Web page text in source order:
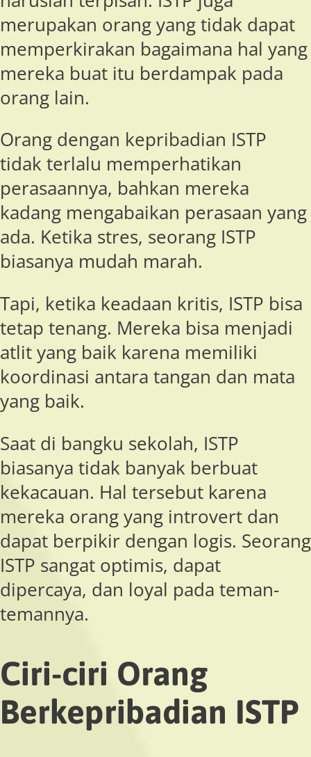
merupakan orang yang tidak dapat
memperkirakan bagaimana hal yang
mereka buat itu berdampak pada
orang lain.
Orang dengan kepribadian ISTP
tidak terlalu memperhatikan
perasaannya, bahkan mereka
kadang mengabaikan perasaan yang
ada. Ketika stres, seorang ISTP
biasanya mudah marah.
Tapi, ketika keadaan kritis, ISTP bisa
tetap tenang. Mereka bisa menjadi
atlit yang baik karena memiliki
koordinasi antara tangan dan mata
yang baik.
Saat di bangku sekolah, ISTP
biasanya tidak banyak berbuat
kekacauan. Hal tersebut karena
mereka orang yang introvert dan
dapat berpikir dengan logis. Seorang
ISTP sangat optimis, dapat
dipercaya, dan loyal pada teman-
temannya.
Ciri-ciri Orang
Berkepribadian ISTP